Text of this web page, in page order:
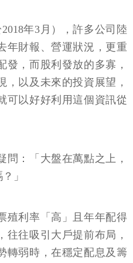
年3月），許多公司陸
年財報、營運狀況，更重
發，而股利發放的多寡，
，以及未來的投資展望，
可以好好利用這個資訊從
問：「大盤在萬點之上，
」
殖利率「高」且年年配得
往往吸引大戶提前布局，
轉弱時，在穩定配息及籌